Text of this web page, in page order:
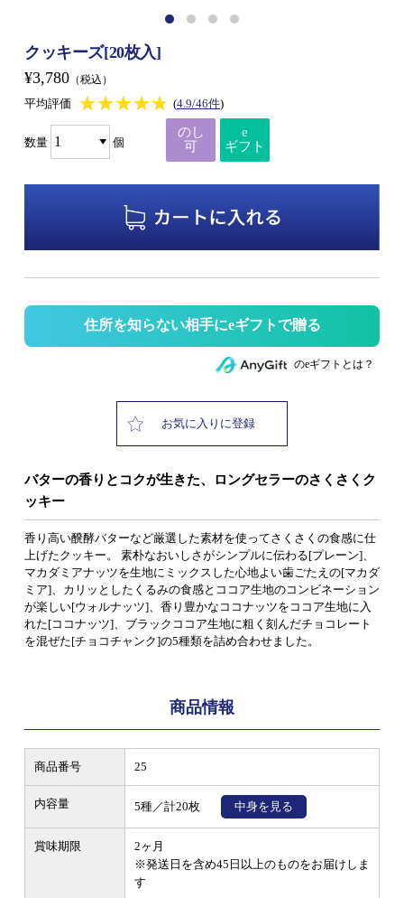
クッキーズ[20枚入]
¥3,780 （税込）
平均評価 ★★★★★
★★★★★ (4.9/46件)
数量 個
のし
可
e
ギフト
住所を知らない相手にeギフトで贈る
のeギフトとは？
お気に入りに登録
バターの香りとコクが生きた、ロングセラーのさくさくク
ッキー
香り高い醗酵バターなど厳選した素材を使ってさくさくの食感に仕
上げたクッキー。 素朴なおいしさがシンプルに伝わる[プレーン]、
マカダミアナッツを生地にミックスした心地よい歯ごたえの[マカダ
ミア]、カリッとしたくるみの食感とココア生地のコンビネーション
が楽しい[ウォルナッツ]、香り豊かなココナッツをココア生地に入
れた[ココナッツ]、ブラックココア生地に粗く刻んだチョコレート
を混ぜた[チョコチャンク]の5種類を詰め合わせました。
商品情報
商品番号 25
内容量 5種／計20枚 中身を見る
賞味期限
2ヶ月
※発送日を含め45日以上のものをお届けしま
す